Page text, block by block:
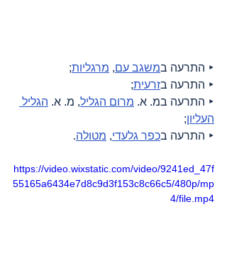
‣ התרעה במשגב עם, מרגליות;
‣ התרעה בזרעית;
‣ התרעה במ. א. מרום הגליל, מ. א. הגליל
העליון;
‣ התרעה בכפר גלעדי, מטולה.
https://video.wixstatic.com/video/9241ed_47f
55165a6434e7d8c9d3f153c8c66c5/480p/mp
4/file.mp4